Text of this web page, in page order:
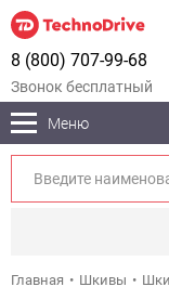
8 (800) 707-99-68
Звонок бесплатный
Меню
Главная Шкивы